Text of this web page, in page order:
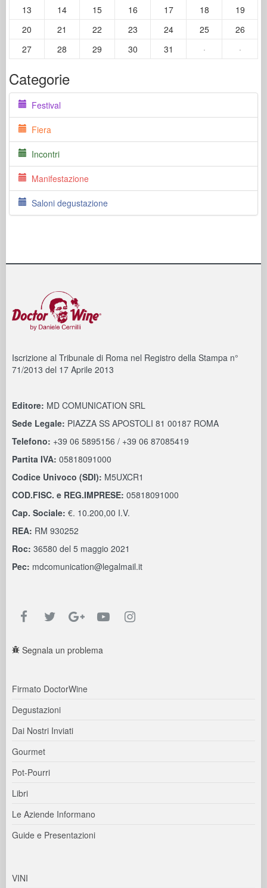
13 14 15 16 17 18
19
20
21 22 23 24 25
26
27
28 29 30 31 · ·
Categorie
Festival
Fiera
Incontri
Manifestazione
Saloni degustazione
Iscrizione al Tribunale di Roma nel Registro della Stampa n°
71/2013 del 17 Aprile 2013
Editore: MD COMUNICATION SRL
Sede Legale: PIAZZA SS APOSTOLI 81 00187 ROMA
Telefono: +39 06 5895156 / +39 06 87085419
Partita IVA: 05818091000
Codice Univoco (SDI): M5UXCR1
COD.FISC. e REG.IMPRESE: 05818091000
Cap. Sociale: €. 10.200,00 I.V.
REA: RM 930252
Roc: 36580 del 5 maggio 2021
Pec: mdcomunication@legalmail.it
Segnala un problema
Firmato DoctorWine
Degustazioni
Dai Nostri Inviati
Gourmet
Pot-Pourri
Libri
Le Aziende Informano
Guide e Presentazioni
VINI